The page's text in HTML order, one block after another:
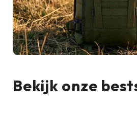
Bekijk onze